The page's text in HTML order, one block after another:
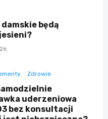
będą
Zdrowie
uderzeniowa
bez konsultacji